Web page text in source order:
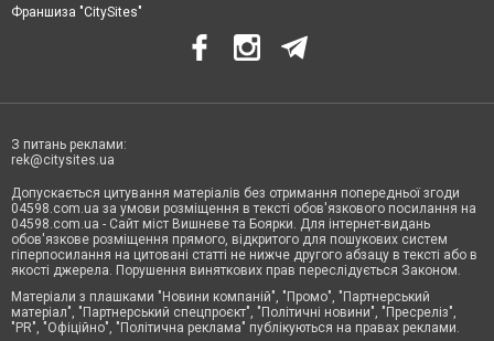
Франшиза "CitySites"
З питань реклами:
rek@citysites.ua
Допускається цитування матеріалів без отримання попередньої згоди
04598.com.ua за умови розміщення в тексті обов'язкового посилання на
04598.com.ua - Сайт міст Вишневе та Боярки. Для інтернет-видань
обов'язкове розміщення прямого, відкритого для пошукових систем
гіперпосилання на цитовані статті не нижче другого абзацу в тексті або в
якості джерела. Порушення виняткових прав переслідується Законом.
Матеріали з плашками "Новини компаній", "Промо", "Партнерський
матеріал", "Партнерський спецпроєкт", "Політичні новини", "Пресреліз",
"PR", "Офіційно", "Політична реклама" публікуються на правах реклами.